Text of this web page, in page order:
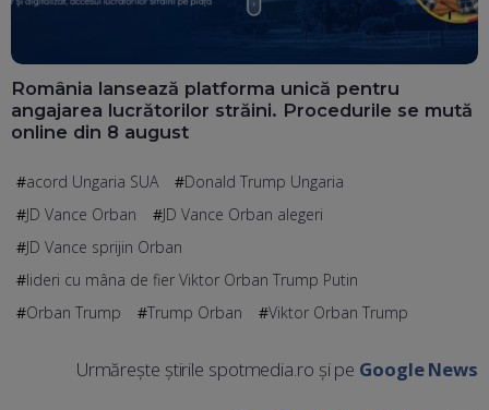
România lansează platforma unică pentru
angajarea lucrătorilor străini. Procedurile se mută
online din 8 august
acord Ungaria SUA
Donald Trump Ungaria
JD Vance Orban
JD Vance Orban alegeri
JD Vance sprijin Orban
lideri cu mâna de fier Viktor Orban Trump Putin
Orban Trump
Trump Orban Viktor Orban Trump
Urmărește știrile spotmedia.ro și pe Google News